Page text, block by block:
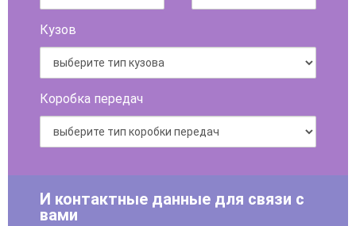
Кузов
Коробка передач
И контактные данные для связи с
вами